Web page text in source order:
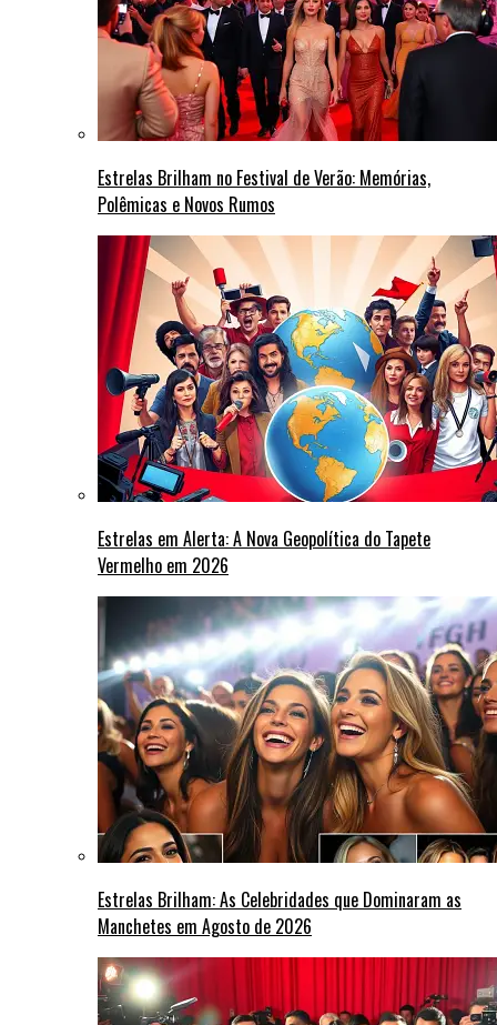
Estrelas Brilham no Festival de Verão: Memórias,
Polêmicas e Novos Rumos
Estrelas em Alerta: A Nova Geopolítica do Tapete
Vermelho em 2026
Estrelas Brilham: As Celebridades que Dominaram as
Manchetes em Agosto de 2026